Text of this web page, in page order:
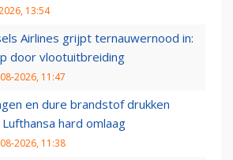
13:54
Airlines grijpt ternauwernood in:
door vlootuitbreiding
2026, 11:47
en dure brandstof drukken
hard omlaag
2026, 11:38